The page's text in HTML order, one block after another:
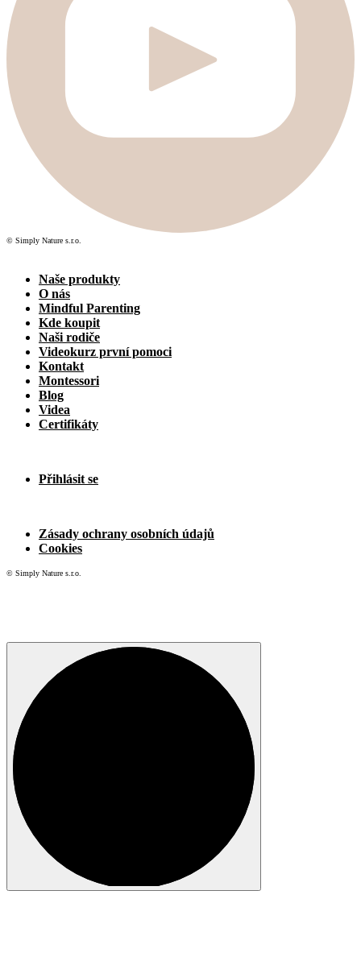
© Simply Nature s.r.o.
Naše produkty
O nás
Mindful Parenting
Kde koupit
Naši rodiče
Videokurz první pomoci
Kontakt
Montessori
Blog
Videa
Certifikáty
Přihlásit se
Zásady ochrany osobních údajů
Cookies
© Simply Nature s.r.o.